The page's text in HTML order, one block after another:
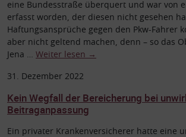
eine Bundesstraße überquert und war von
erfasst worden, der diesen nicht gesehen
Haftungsansprüche gegen den Pkw-Fahrer
aber nicht geltend machen, denn – so das
Jena … Weiter lesen →
31. Dezember 2022
Kein Wegfall der Bereicherung bei
Beitraganpassung
Ein privater Krankenversicherer hatte eine